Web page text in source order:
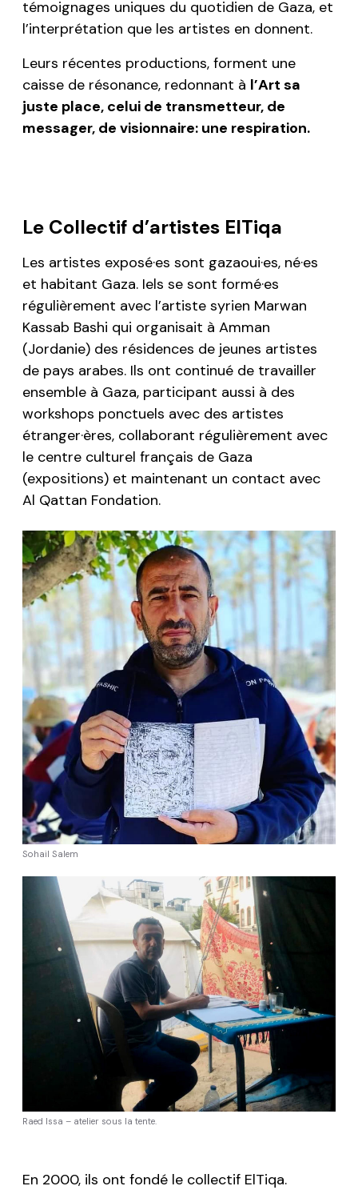
témoignages uniques du quotidien de Gaza, et
l’interprétation que les artistes en donnent.
Leurs récentes productions, forment une
caisse de résonance, redonnant à l’Art sa
juste place, celui de transmetteur, de
messager, de visionnaire: une respiration.
Le Collectif d’artistes ElTiqa
Les artistes exposé·es sont gazaoui·es, né·es
et habitant Gaza. Iels se sont formé·es
régulièrement avec l’artiste syrien Marwan
Kassab Bashi qui organisait à Amman
(Jordanie) des résidences de jeunes artistes
de pays arabes. Ils ont continué de travailler
ensemble à Gaza, participant aussi à des
workshops ponctuels avec des artistes
étranger·ères, collaborant régulièrement avec
le centre culturel français de Gaza
(expositions) et maintenant un contact avec
Al Qattan Fondation.
Sohail Salem
Raed Issa – atelier sous la tente.
En 2000, ils ont fondé le collectif ElTiqa.